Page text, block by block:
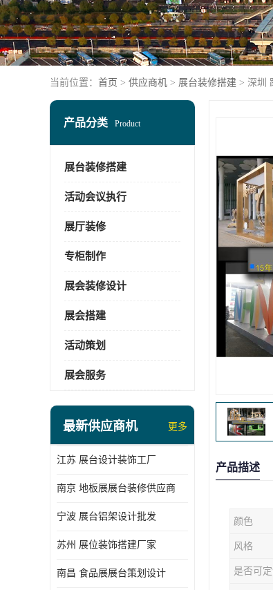
当前位置： 首页 > 供应商机 > 展台装修搭建 > 深圳
产品分类 Product
展台装修搭建
活动会议执行
展厅装修
专柜制作
展会装修设计
展会搭建
活动策划
展会服务
最新供应商机 更多
江苏 展台设计装饰工厂
南京 地板展展台装修供应商
宁波 展台铝架设计批发
苏州 展位装饰搭建厂家
南昌 食品展展台策划设计
产品描述
颜色
风格
是否可定